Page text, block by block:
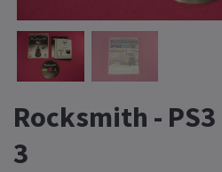
Rocksmith -
3